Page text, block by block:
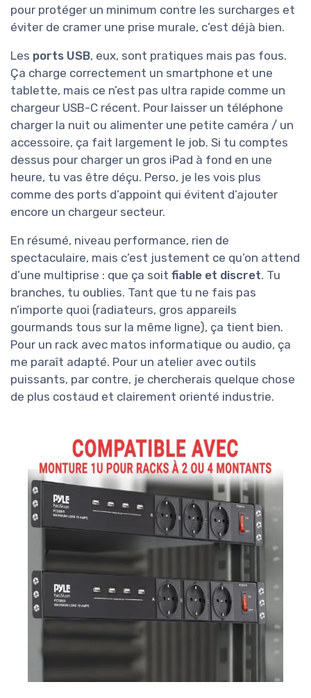
pour protéger un minimum contre les surcharges et
éviter de cramer une prise murale, c’est déjà bien.
Les ports USB, eux, sont pratiques mais pas fous.
Ça charge correctement un smartphone et une
tablette, mais ce n’est pas ultra rapide comme un
chargeur USB-C récent. Pour laisser un téléphone
charger la nuit ou alimenter une petite caméra / un
accessoire, ça fait largement le job. Si tu comptes
dessus pour charger un gros iPad à fond en une
heure, tu vas être déçu. Perso, je les vois plus
comme des ports d’appoint qui évitent d’ajouter
encore un chargeur secteur.
En résumé, niveau performance, rien de
spectaculaire, mais c’est justement ce qu’on attend
d’une multiprise : que ça soit fiable et discret. Tu
branches, tu oublies. Tant que tu ne fais pas
n’importe quoi (radiateurs, gros appareils
gourmands tous sur la même ligne), ça tient bien.
Pour un rack avec matos informatique ou audio, ça
me paraît adapté. Pour un atelier avec outils
puissants, par contre, je chercherais quelque chose
de plus costaud et clairement orienté industrie.